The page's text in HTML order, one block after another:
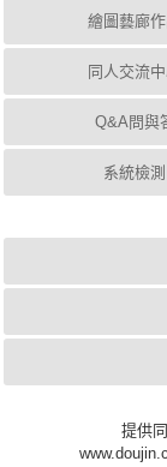
繪圖藝廊
同人交流
Q&A問與
系統檢測
提供